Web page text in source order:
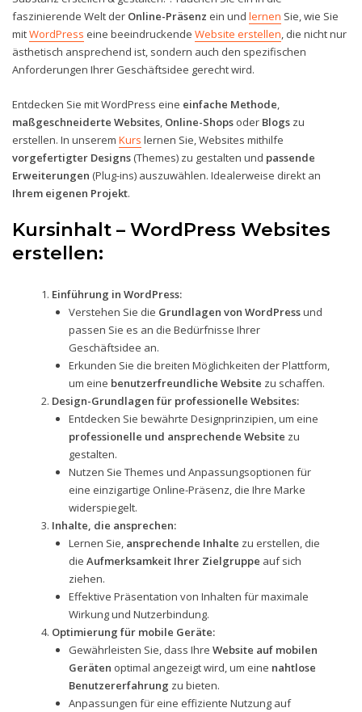
faszinierende Welt der Online-Präsenz ein und lernen Sie, wie Sie
mitWordPress eine beeindruckende Website erstellen, die nicht nur
ästhetisch ansprechend ist, sondern auch den spezifischen
Anforderungen Ihrer Geschäftsidee gerecht wird.
Entdecken Sie mit WordPress eine einfache Methode
maßgeschneiderte Websites Online-Shops oder Blogs zu
erstellen. In unserem Kurs lernen Sie, Websites mithilfe
vorgefertigter Designs (Themes) zu gestalten und passende
Erweiterungen (Plug-ins) auszuwählen. Idealerweise direkt an
Ihrem eigenen Projekt.
Kursinhalt – WordPress Websites
erstellen:
Einführung in WordPress:
Verstehen Sie die Grundlagen von WordPressund
passen Sie es an die Bedürfnisse Ihrer
Geschäftsidee an.
Erkunden Sie die breiten Möglichkeiten der Plattform,
um eine benutzerfreundliche Website zu schaffen.
Design-Grundlagen für professionelle Websites:
Entdecken Sie bewährte Designprinzipien, um eine
professionelle und ansprechende Website zu
gestalten.
Nutzen Sie Themes und Anpassungsoptionen für
eine einzigartige Online-Präsenz, die Ihre Marke
widerspiegelt.
Inhalte, die ansprechen:
Lernen Sie, ansprechende Inhalte zu erstellen, die
die Aufmerksamkeit Ihrer Zielgruppe auf sich
ziehen.
Effektive Präsentation von Inhalten für maximale
Wirkung und Nutzerbindung.
Optimierung für mobile Geräte:
Gewährleisten Sie, dass Ihre Website auf mobilen
Geräten optimal angezeigt wird, um eine nahtlose
Benutzererfahrung zu bieten.
Anpassungen für eine effiziente Nutzung auf